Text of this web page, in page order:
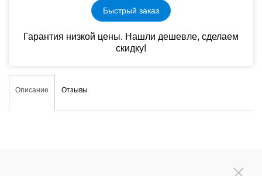
Быстрый заказ
Гарантия низкой цены. Нашли дешевле, сделаем
скидку!
Описание Отзывы